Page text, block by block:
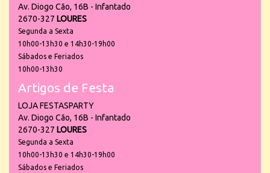
Av. Diogo Cão, 16B - Infantado
2670-327 LOURES
Segunda a Sexta
10h00-13h30 e 14h30-19h00
Sábados e Feriados
10h00-13h30
Artigos de Festa
LOJA FESTASPARTY
Av. Diogo Cão, 16B - Infantado
2670-327 LOURES
Segunda a Sexta
10h00-13h30 e 14h30-19h00
Sábados e Feriados